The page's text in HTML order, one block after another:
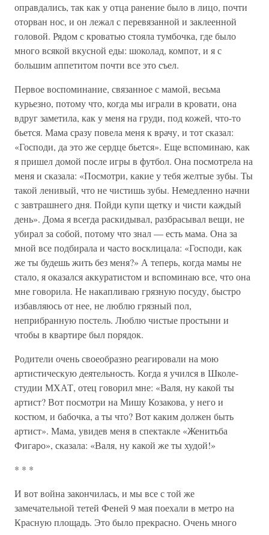
оправдались, так как у отца ранение было в лицо, почти
оторван нос, и он лежал с перевязанной и заклеенной
головой. Рядом с кроватью стояла тумбочка, где было
много всякой вкусной еды: шоколад, компот, и я с
большим аппетитом почти все это съел.
Первое воспоминание, связанное с мамой, весьма
курьезно, потому что, когда мы играли в кровати, она
вдруг заметила, как у меня на груди, под кожей, что-то
бьется. Мама сразу повела меня к врачу, и тот сказал:
«Господи, да это же сердце бьется». Еще вспоминаю, как
я пришел домой после игры в футбол. Она посмотрела на
меня и сказала: «Посмотри, какие у тебя желтые зубы. Ты
такой ленивый, что не чистишь зубы. Немедленно начни
с завтрашнего дня. Пойди купи щетку и чисти каждый
день». Дома я всегда раскидывал, разбрасывал вещи, не
убирал за собой, потому что знал — есть мама. Она за
мной все подбирала и часто восклицала: «Господи, как
же ты будешь жить без меня?» А теперь, когда мамы не
стало, я оказался аккуратистом и вспоминаю все, что она
мне говорила. Не накапливаю грязную посуду, быстро
избавляюсь от нее, не люблю грязный пол,
неприбранную постель. Люблю чистые простыни и
чтобы в квартире был порядок.
Родители очень своеобразно реагировали на мою
артистическую деятельность. Когда я учился в Школе-
студии МХАТ, отец говорил мне: «Валя, ну какой ты
артист? Вот посмотри на Мишу Козакова, у него и
костюм, и бабочка, а ты что? Вот каким должен быть
артист». Мама, увидев меня в спектакле «Женитьба
Фигаро», сказала: «Валя, ну какой же ты худой!»
* * *
И вот война закончилась, и мы все с той же
замечательной тетей Феней 9 мая поехали в метро на
Красную площадь. Это было прекрасно. Очень много